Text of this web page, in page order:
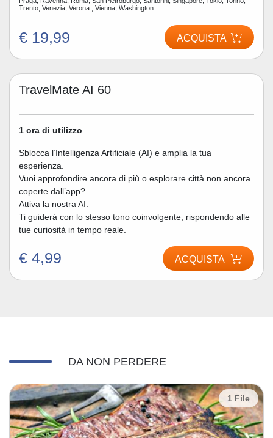
Trento, Venezia, Verona , Vienna, Washington
€ 19,99 ACQUISTA
TravelMate AI 60
1 ora di utilizzo
Sblocca l’Intelligenza Artificiale (AI) e amplia la tua
esperienza.
Vuoi approfondire ancora di più o esplorare città non ancora
coperte dall’app?
Attiva la nostra AI.
Ti guiderà con lo stesso tono coinvolgente, rispondendo alle
tue curiosità in tempo reale.
€ 4,99 ACQUISTA
DA NON PERDERE
1 File